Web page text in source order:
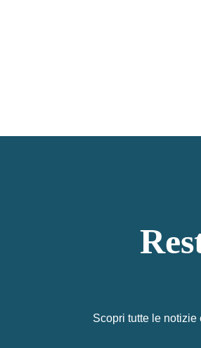
Scopri tutte le